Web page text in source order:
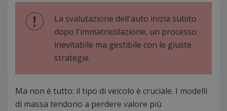
La svalutazione dell'auto inizia subito
dopo l'immatricolazione, un processo
inevitabile ma gestibile con le giuste
strategie.
Ma non è tutto: il tipo di veicolo è cruciale. I modelli
di massa tendono a perdere valore più